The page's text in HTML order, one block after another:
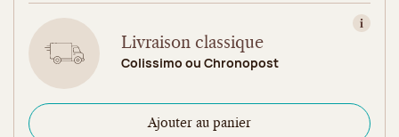
Livraison classique
Colissimo ou Chronopost
Ajouter au panier